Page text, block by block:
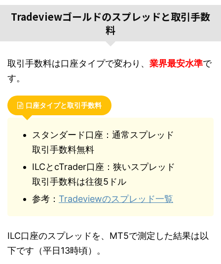
Tradeviewゴールドのスプレッドと取引手数
料
取引手数料は口座タイプで変わり、 業界最安水準で
す。
口座タイプと取引手数料
スタンダード口座：通常スプレッド
取引手数料無料
ILCとcTrader口座：狭いスプレッド
取引手数料は往復5ドル
参考： Tradeviewのスプレッド一覧
ILC口座のスプレッドを、MT5で測定した結果は以
下です（平日13時頃）。